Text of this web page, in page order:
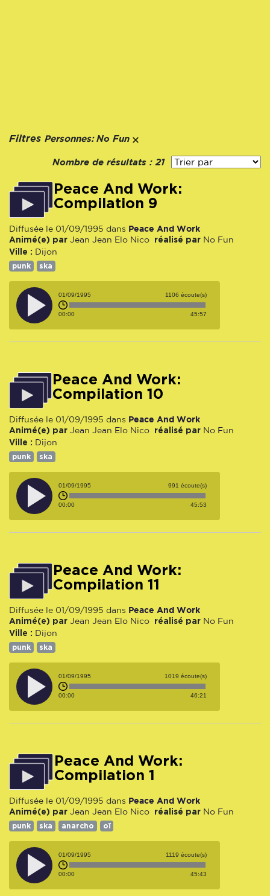
Filtres Personnes: No Fun
Nombre de résultats : 21
Peace And Work:
Compilation 9
Diffusée le 01/09/1995 dans Peace And Work
Animé(e) par Jean Jean Elo Nico réalisé par No Fun
Ville : Dijon
punk ska
01/09/1995 1106 écoute(s)
00:00 45:57
Peace And Work:
Compilation 10
Diffusée le 01/09/1995 dans Peace And Work
Animé(e) par Jean Jean Elo Nico réalisé par No Fun
Ville : Dijon
punk ska
01/09/1995 991 écoute(s)
00:00 45:53
Peace And Work:
Compilation 11
Diffusée le 01/09/1995 dans Peace And Work
Animé(e) par Jean Jean Elo Nico réalisé par No Fun
Ville : Dijon
punk ska
01/09/1995 1019 écoute(s)
00:00 46:21
Peace And Work:
Compilation 1
Diffusée le 01/09/1995 dans Peace And Work
Animé(e) par Jean Jean Elo Nico réalisé par No Fun
punk ska anarcho oï
01/09/1995 1119 écoute(s)
00:00 45:43